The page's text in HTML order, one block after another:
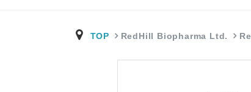
TOP RedHill Biopharma Ltd.